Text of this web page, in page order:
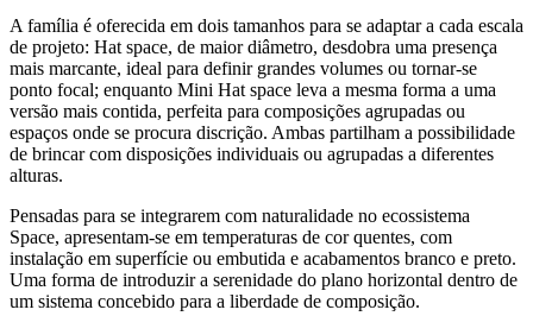
A família é oferecida em dois tamanhos para se adaptar a cada escala
de projeto: Hat space, de maior diâmetro, desdobra uma presença
mais marcante, ideal para definir grandes volumes ou tornar-se
ponto focal; enquanto Mini Hat space leva a mesma forma a uma
versão mais contida, perfeita para composições agrupadas ou
espaços onde se procura discrição. Ambas partilham a possibilidade
de brincar com disposições individuais ou agrupadas a diferentes
alturas.
Pensadas para se integrarem com naturalidade no ecossistema
Space, apresentam-se em temperaturas de cor quentes, com
instalação em superfície ou embutida e acabamentos branco e preto.
Uma forma de introduzir a serenidade do plano horizontal dentro de
um sistema concebido para a liberdade de composição.